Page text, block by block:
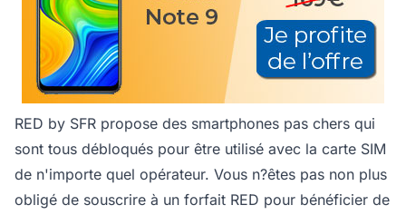
RED by SFR propose des smartphones pas chers qui
sont tous débloqués pour être utilisé avec la carte SIM
de n'importe quel opérateur. Vous n?êtes pas non plus
obligé de souscrire à un forfait RED pour bénéficier de